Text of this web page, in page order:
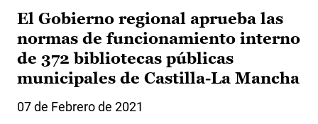
El Gobierno regional aprueba las
normas de funcionamiento interno
de 372 bibliotecas públicas
municipales de Castilla-La Mancha
07 de Febrero de 2021